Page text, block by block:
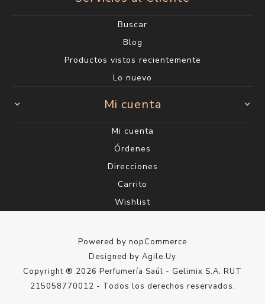
Buscar
Blog
Productos vistos recientemente
Lo nuevo
Mi cuenta
Mi cuenta
Órdenes
Direcciones
Carrito
Wishlist
Powered by nopCommerce
Designed by Agile.Uy
Copyright ® 2026 Perfumería Saúl - Gelimix S.A. RUT
215058770012 - Todos los derechos reservados.